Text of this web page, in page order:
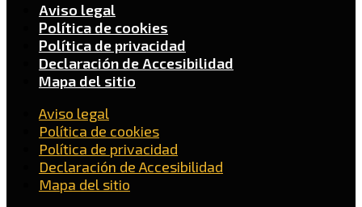
Aviso legal
Política de cookies
Política de privacidad
Declaración de Accesibilidad
Mapa del sitio
Aviso legal
Política de cookies
Política de privacidad
Declaración de Accesibilidad
Mapa del sitio